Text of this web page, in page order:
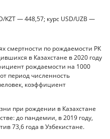
KZT — 448,57; курс USD/UZB —
смертности по рождаемости РК
в Казахстане в 2020 году
рождаемости на 1000
период численность
коэффициент
при рождении в Казахстане
до пандемии, в 2019 году,
73,6 года в Узбекистане.